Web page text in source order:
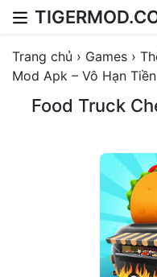
Skip to content
Trang chủ › Games ›
Mod Apk – Vô Hạn Tiền
Food Truck